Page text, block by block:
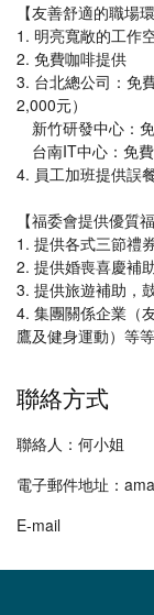
【友善舒適的職場環
1. 明亮寬敞的工作
2. 免費咖啡提供
3. 台北總公司：免
2,000元）
新竹研發中心：
台南IT中心：免
4. 員工加班提供誤
【福委會提供優質福
1. 提供各式三節禮
2. 提供婚喪喜慶補
3. 提供旅遊補助，
4. 集團關係企業（
鷹及健身運動）等
聯絡方式
聯絡人：何小姐
電子郵件地址：
E-mail